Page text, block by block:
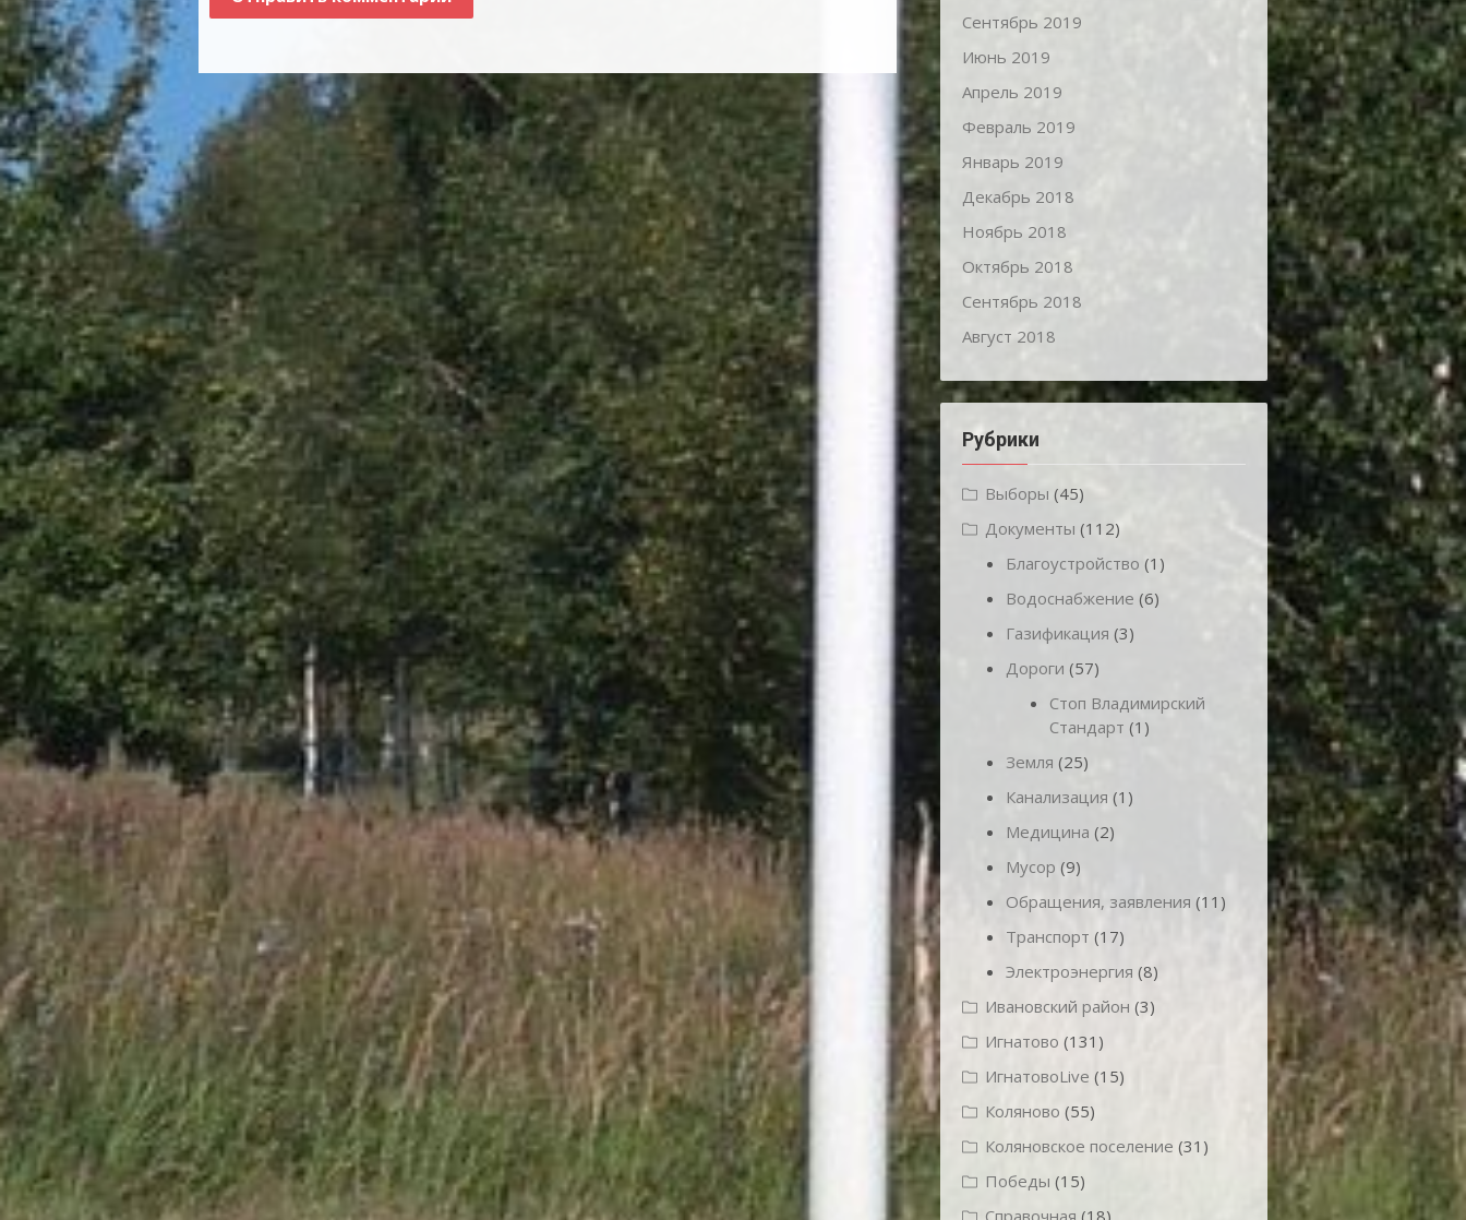
Сентябрь 2019
Июнь 2019
Апрель 2019
Февраль 2019
Январь 2019
Декабрь 2018
Ноябрь 2018
Октябрь 2018
Сентябрь 2018
Август 2018
Рубрики
Выборы (45)
Документы (112)
Благоустройство (1)
Водоснабжение (6)
Газификация (3)
Дороги (57)
Стоп Владимирский
Стандарт (1)
Земля (25)
Канализация (1)
Медицина (2)
Мусор (9)
Обращения, заявления (11)
Транспорт (17)
Электроэнергия (8)
Ивановский район (3)
Игнатово (131)
ИгнатовоLive (15)
Коляново (55)
Коляновское поселение (31)
Победы (15)